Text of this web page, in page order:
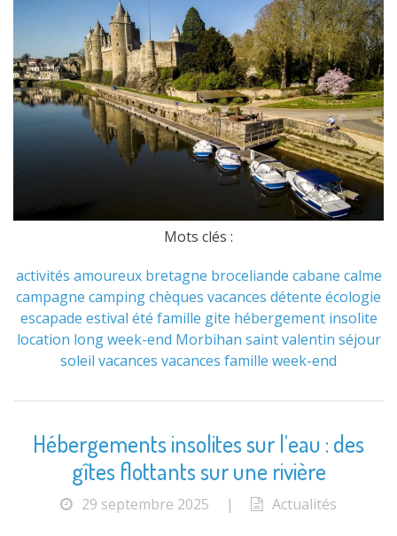
Mots clés :
activités amoureux bretagne broceliande cabane calme
campagne campingchèques vacances détente écologie
escapade estival été famille gite hébergement insolite
location long week-end Morbihan saint valentin séjour
soleil vacances vacances famille week-end
Hébergements insolites sur l’eau : des
gîtes flottants sur une rivière
29 septembre 2025 | Actualités